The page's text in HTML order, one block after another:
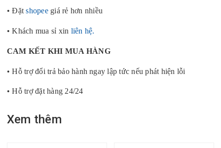
• Đặtshopeegiá rẻ hơn nhiều
• Khách mua sỉ xin liên hệ.
CAM KẾT KHI MUA HÀNG
• Hỗ trợ đổi trả bảo hành ngay lập tức nếu phát hiện lỗi
• Hỗ trợ đặt hàng 24/24
Xem thêm